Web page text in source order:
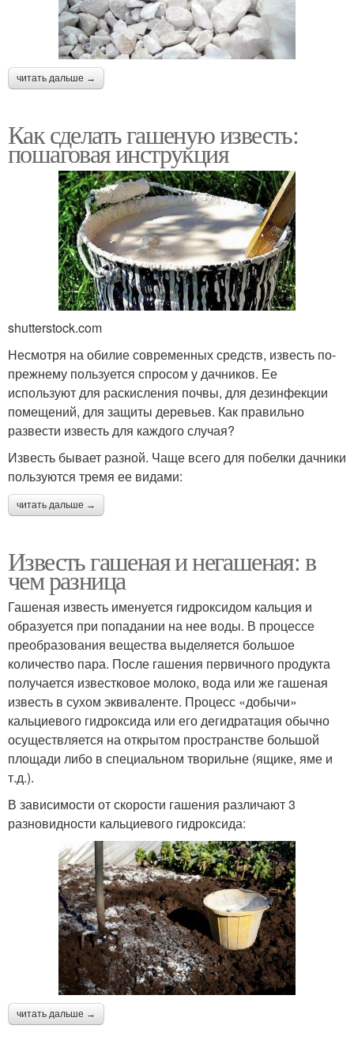
читать дальше →
Как сделать гашеную известь:
пошаговая инструкция
shutterstock.com
Несмотря на обилие современных средств, известь по-
прежнему пользуется спросом у дачников. Ее
используют для раскисления почвы, для дезинфекции
помещений, для защиты деревьев. Как правильно
развести известь для каждого случая?
Известь бывает разной. Чаще всего для побелки дачники
пользуются тремя ее видами:
читать дальше →
Известь гашеная и негашеная: в
чем разница
Гашеная известь именуется гидроксидом кальция и
образуется при попадании на нее воды. В процессе
преобразования вещества выделяется большое
количество пара. После гашения первичного продукта
получается известковое молоко, вода или же гашеная
известь в сухом эквиваленте. Процесс «добычи»
кальциевого гидроксида или его дегидратация обычно
осуществляется на открытом пространстве большой
площади либо в специальном творильне (ящике, яме и
т.д.).
В зависимости от скорости гашения различают 3
разновидности кальциевого гидроксида:
читать дальше →